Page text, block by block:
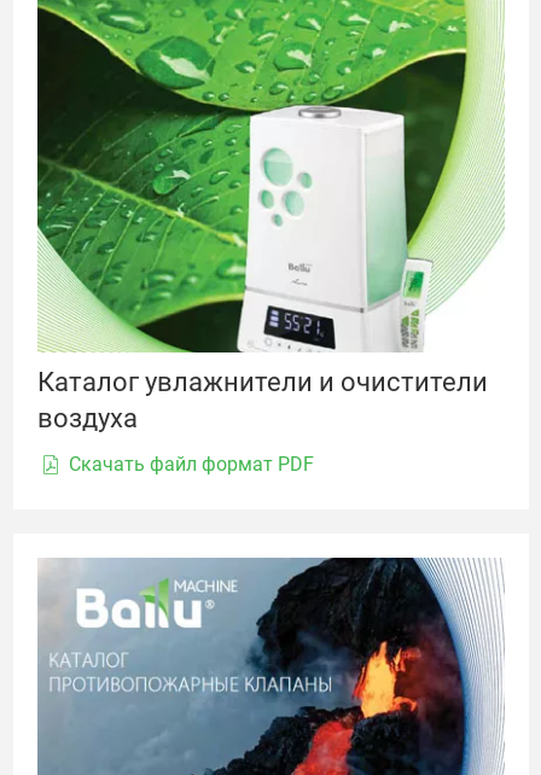
Каталог увлажнители и очистители
воздуха
Скачать файл формат PDF